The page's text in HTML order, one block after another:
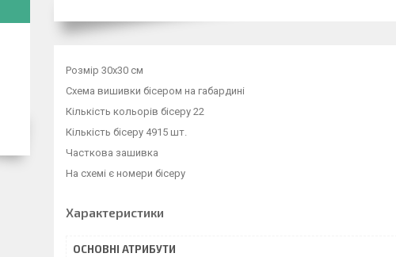
Розмір 30х30 см
Схема вишивки бісером на габардині
Кількість кольорів бісеру 22
Кількість бісеру 4915 шт.
Часткова зашивка
На схемі є номери бісеру
Характеристики
ОСНОВНІ АТРИБУТИ